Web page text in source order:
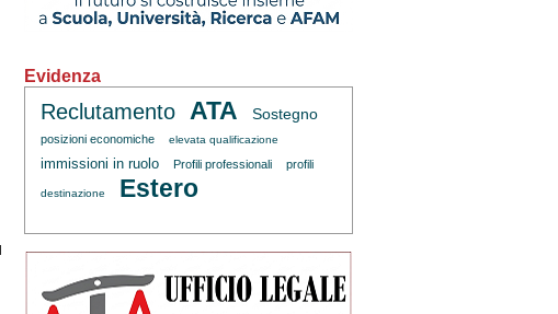
Evidenza
Reclutamento ATA Sostegno
posizioni economiche elevata qualificazione
immissioni in ruolo Profili professionali profili
destinazione Estero